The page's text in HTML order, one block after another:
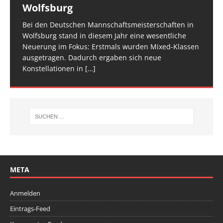
Wolfsburg
Bei den Deutschen Mannschaftsmeisterschaften in
Wolfsburg stand in diesem Jahr eine wesentliche
Neuerung im Fokus: Erstmals wurden Mixed-Klassen
ausgetragen. Dadurch ergaben sich neue
Konstellationen in […]
zwei Tage verteilt, um den Ablauf zu entzerren und
den Athletinnen und Athleten mehr Raum zu geben.
[…]
TROPHY statt und 65 Kinder und Jugendliche waren
für den Trampolin Nachwuchs konzipierte
[…]
überzeugt
Am vergangenen Wochenende traf sich die deutsche
Spitze im Trampolinturnen in Biberach an der Riß
(Baden-Württemberg) zu einem hochkarätigen
Wettkampfwochenende: Am Samstag standen die
Deutschen[…]
META
Anmelden
Eintrags-Feed